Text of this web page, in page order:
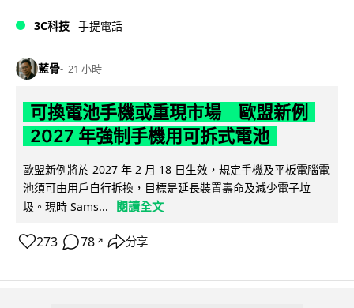
3C科技 手提電話
藍骨 21 小時
可換電池手機或重現市場 歐盟新例
2027 年強制手機用可拆式電池
歐盟新例將於 2027 年 2 月 18 日生效，規定手機及平板電腦電
池須可由用戶自行拆換，目標是延長裝置壽命及減少電子垃
圾。現時 Sams...
閱讀全文
273 78 ↗ 分享